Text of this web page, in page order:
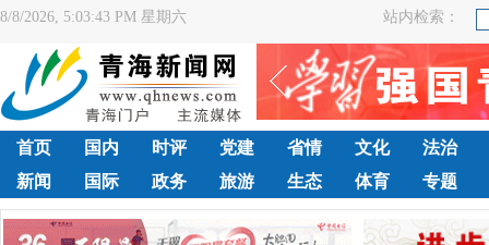
8/8/2026, 5:03:44 PM 星期六 站内检索：
首页 国内 时评 党建 省情 文化
法治
新闻
国际 政务 旅游 生态 体育 专题